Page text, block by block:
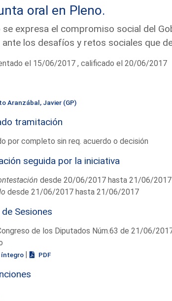
oral en Pleno.
se expresa el compromiso social del
ante los desafíos y retos sociales que
el 15/06/2017 , calificado el 20/06/2017
Aranzábal, Javier (GP)
tramitación
por completo sin req. acuerdo o decisión
seguida por la iniciativa
desde 20/06/2017 hasta 21/06/2017
desde 21/06/2017 hasta 21/06/2017
Sesiones
de los Diputados Núm.63 de 21/06/
| PDF